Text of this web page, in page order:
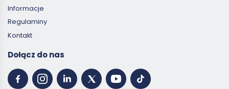
Informacje
Regulaminy
Kontakt
Dołącz do nas